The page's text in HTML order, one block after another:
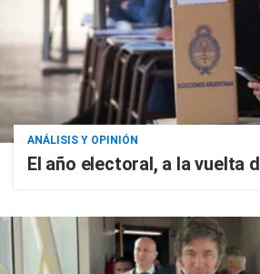
ANÁLISIS Y OPINIÓN
El año electoral, a la vuelta